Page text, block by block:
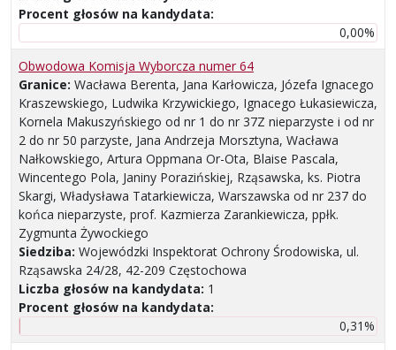
Procent głosów na kandydata:
0,00%
Obwodowa Komisja Wyborcza numer 64
Granice: Wacława Berenta, Jana Karłowicza, Józefa Ignacego
Kraszewskiego, Ludwika Krzywickiego, Ignacego Łukasiewicza,
Kornela Makuszyńskiego od nr 1 do nr 37Z nieparzyste i od nr
2 do nr 50 parzyste, Jana Andrzeja Morsztyna, Wacława
Nałkowskiego, Artura Oppmana Or-Ota, Blaise Pascala,
Wincentego Pola, Janiny Porazińskiej, Rząsawska, ks. Piotra
Skargi, Władysława Tatarkiewicza, Warszawska od nr 237 do
końca nieparzyste, prof. Kazmierza Zarankiewicza, ppłk.
Zygmunta Żywockiego
Siedziba: Wojewódzki Inspektorat Ochrony Środowiska, ul.
Rząsawska 24/28, 42-209 Częstochowa
Liczba głosów na kandydata: 1
Procent głosów na kandydata:
0,31%